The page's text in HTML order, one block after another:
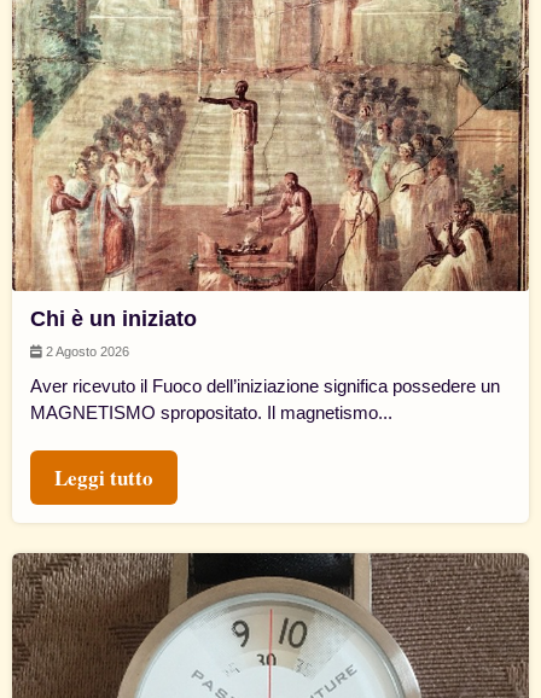
Chi è un iniziato
2 Agosto 2026
Aver ricevuto il Fuoco dell’iniziazione significa possedere un
MAGNETISMO spropositato. Il magnetismo...
Leggi tutto